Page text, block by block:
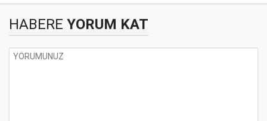
HABERE YORUM KAT